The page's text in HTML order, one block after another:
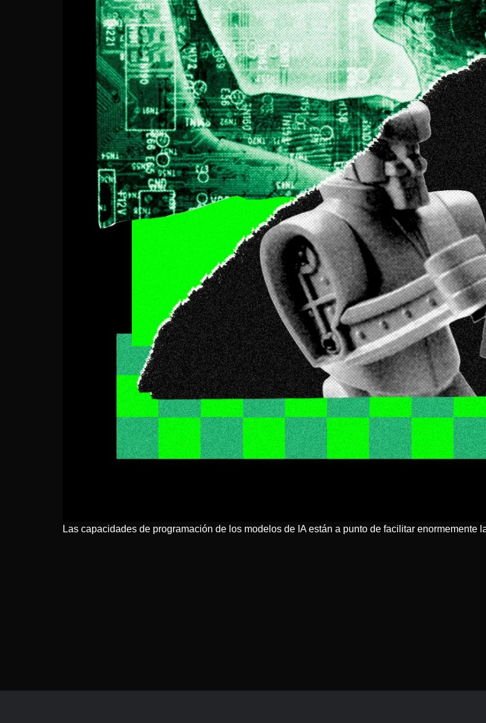
Las capacidades de programación de los modelos de IA están a punto de facilitar enormemente